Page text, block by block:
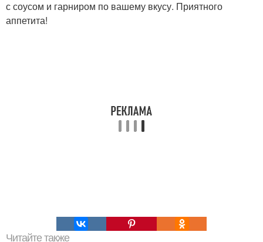
с соусом и гарниром по вашему вкусу. Приятного
аппетита!
Читайте также